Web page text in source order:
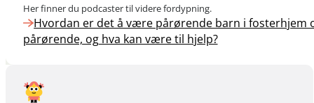
Her finner du podcaster til videre fordypning.
Hvordan er det å være pårørende barn i fosterhjem
pårørende, og hva kan være til hjelp?